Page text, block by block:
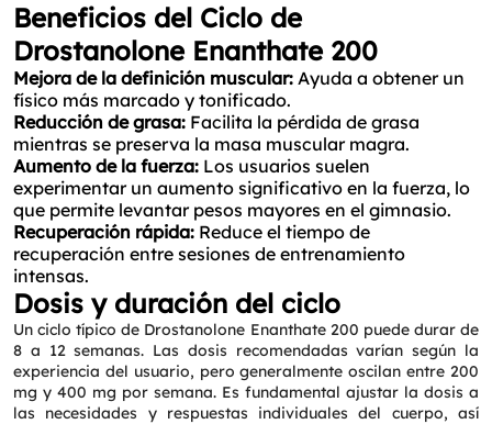
Beneficios del Ciclo de
Drostanolone Enanthate 200
Mejora de la definición muscular: Ayuda a obtener un
físico más marcado y tonificado.
Reducción de grasa: Facilita la pérdida de grasa
mientras se preserva la masa muscular magra.
Aumento de la fuerza: Los usuarios suelen
experimentar un aumento significativo en la fuerza, lo
que permite levantar pesos mayores en el gimnasio.
Recuperación rápida: Reduce el tiempo de
recuperación entre sesiones de entrenamiento
intensas.
Dosis y duración del ciclo
Un ciclo típico de Drostanolone Enanthate 200 puede durar de
8 a 12 semanas. Las dosis recomendadas varían según la
experiencia del usuario, pero generalmente oscilan entre 200
mg y 400 mg por semana. Es fundamental ajustar la dosis a
las necesidades y respuestas individuales del cuerpo, así